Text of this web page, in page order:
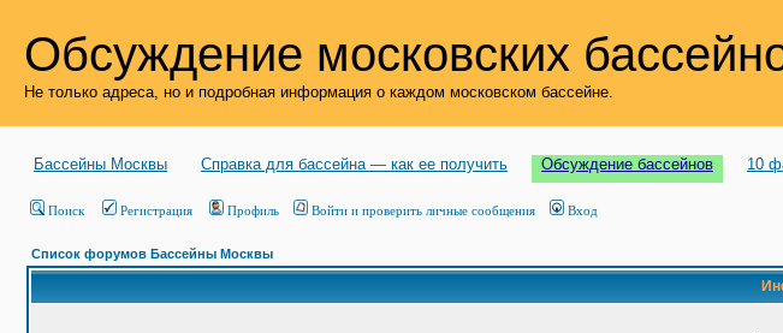
Обсуждение московских
Не только адреса, но и подробная информация о каждом московском бассейне.
Бассейны Москвы Справка для бассейна — как ее получить Обсуждение бассейнов 10
Поиск Регистрация Профиль Войти и проверить личные сообщения Вход
Список форумов Бассейны Москвы